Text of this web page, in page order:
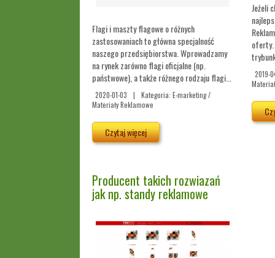
Flagi i maszty flagowe o różnych
zastosowaniach to główna specjalność
naszego przedsiębiorstwa. Wprowadzamy
na rynek zarówno flagi oficjalne (np.
państwowe), a także różnego rodzaju flagi...
2020-01-03 |
Kategoria: E-marketing /
Materiały Reklamowe
Czytaj więcej
Jeżeli
oferty.
2019-
Producent takich rozwiazań
jak np. standy reklamowe